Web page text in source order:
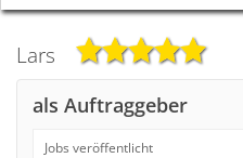
Lars
als Auftraggeber
Jobs veröffentlicht